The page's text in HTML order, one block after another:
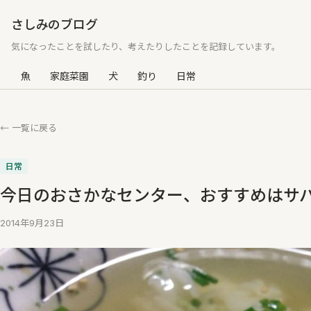
さしみのブログ
気になったことを試したり、考えたりしたことを記録しています。
魚 家庭菜園 犬 釣り 日常
← 一覧に戻る
日常
今日のおさかなセンター、おすすめはサ
2014年9月23日